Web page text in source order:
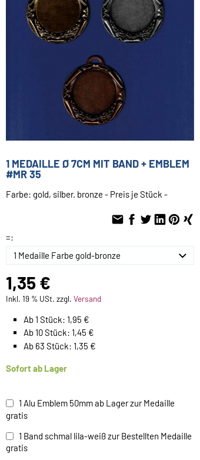
1 MEDAILLE Ø 7CM MIT BAND + EMBLEM
#MR 35
Farbe: gold, silber. bronze - Preis je Stück -
=:
1,35 €
Inkl. 19 % USt. zzgl. Versand
Ab 1 Stück: 1,95 €
Ab 10 Stück: 1,45 €
Ab 63 Stück: 1,35 €
Sofort ab Lager
1 Alu Emblem 50mm ab Lager zur Medaille
gratis
1 Band schmal lila-weiß zur Bestellten Medaille
gratis